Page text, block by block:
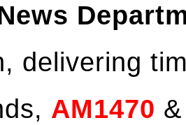
delivering
AM1470